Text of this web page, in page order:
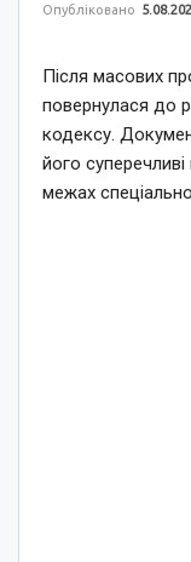
Опубліковано
Після масових
повернулася до
кодексу.
його
межах